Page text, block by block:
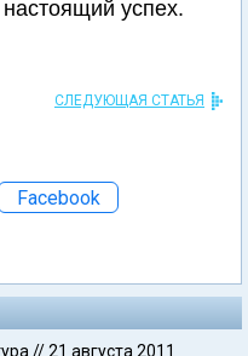
успех.
СЛЕДУЮЩАЯ СТАТЬЯ
Facebook
//21 августа 2011